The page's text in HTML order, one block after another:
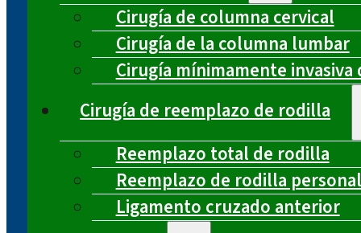
Cirugía de columna cervical
Cirugía de la columna lumbar
Cirugía mínimamente
Cirugía de reemplazo de rodilla
Reemplazo total de rodilla
Reemplazo de rodilla
Ligamento cruzado anterior